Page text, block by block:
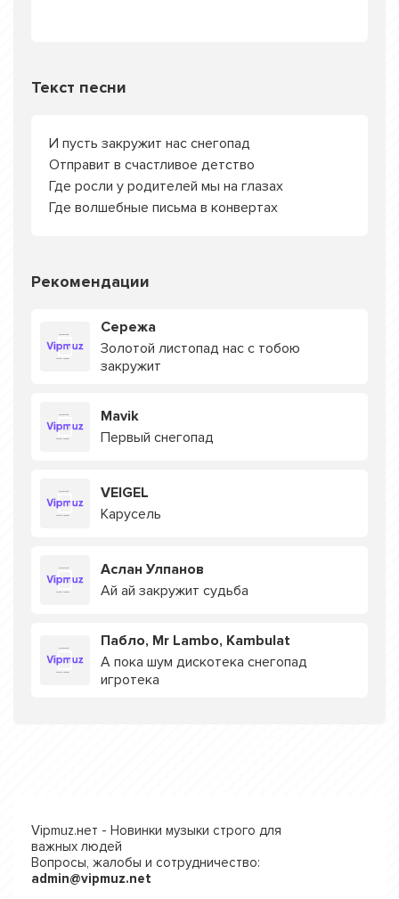
Текст песни
И пусть закружит нас снегопад
Отправит в счастливое детство
Где росли у родителей мы на глазах
Где волшебные письма в конвертах
Рекомендации
Сережа
Золотой листопад нас с тобою
закружит
Mavik
Первый снегопад
VEIGEL
Карусель
Аслан Улпанов
Ай ай закружит судьба
Пабло, Mr Lambo, Kambulat
А пока шум дискотека снегопад
игротека
Vipmuz.нет - Новинки музыки строго для
важных людей
Вопросы, жалобы и сотрудничество:
admin@vipmuz.net